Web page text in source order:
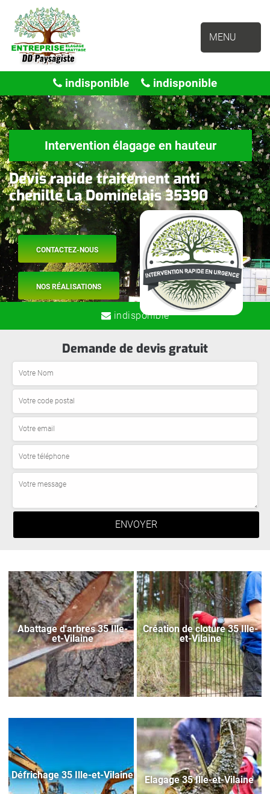
MENU
indisponible indisponible
Intervention élagage en hauteur
Devis rapide traitement anti
chenille La Dominelais 35390
CONTACTEZ-NOUS
NOS RÉALISATIONS
indisponible
Demande de devis gratuit
Abattage d'arbres 35 Ille-
et-Vilaine
Création de cloture 35 Ille-
et-Vilaine
Défrichage 35 Ille-et-Vilaine Elagage 35 Ille-et-Vilaine